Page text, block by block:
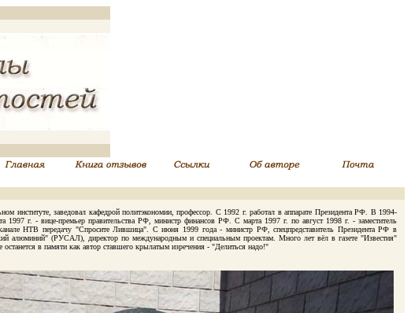
институте, заведовал кафедрой политэкономии, профессор. С 1992 г. работал в аппарате Президента РФ. В 1994-
г. - вице-премьер правительства РФ, министр финансов РФ. С марта 1997 г. по август 1998 г. - заместитель
НТВ передачу "Спросите Лившица". С июня 1999 года - министр РФ, спецпредставитель Президента РФ в
алюминий" (РУСАЛ), директор по международным и специальным проектам. Много лет вёл в газете "Известия"
в памяти как автор ставшего крылатым изречения - "Делиться надо!"